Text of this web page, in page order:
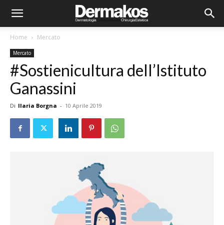
Home Mercato
Mercato
#Sostienicultura dell’Istituto
Ganassini
Di Ilaria Borgna - 10 Aprile 2019